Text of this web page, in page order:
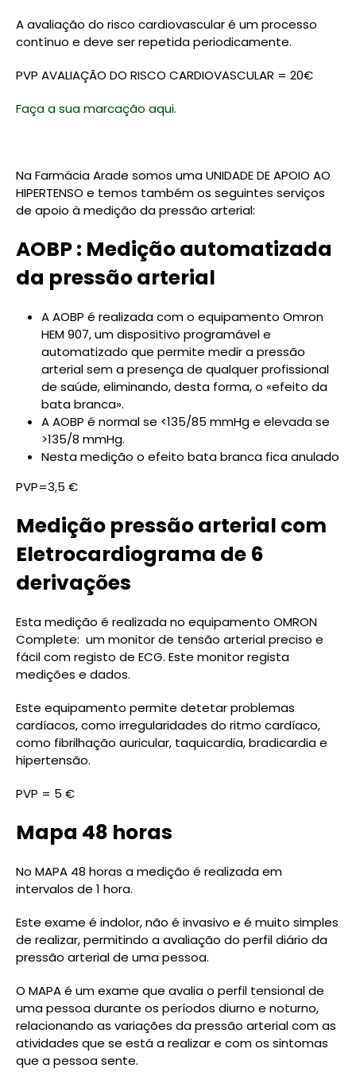
A avaliação do risco cardiovascular é um processo
contínuo e deve ser repetida periodicamente.
PVP AVALIAÇÃO DO RISCO CARDIOVASCULAR = 20€
Faça a sua marcação aqui.
Na Farmácia Arade somos uma UNIDADE DE APOIO AO
HIPERTENSO e temos também os seguintes serviços
de apoio à medição da pressão arterial:
AOBP : Medição automatizada
da pressão arterial
A AOBP é realizada com o equipamento Omron
HEM 907, um dispositivo programável e
automatizado que permite medir a pressão
arterial sem a presença de qualquer profissional
de saúde, eliminando, desta forma, o «efeito da
bata branca».
A AOBP é normal se <135/85 mmHg e elevada se
>135/8 mmHg.
Nesta medição o efeito bata branca fica anulado
PVP=3,5 €
Medição pressão arterial com
Eletrocardiograma de 6
derivações
Esta medição é realizada no equipamento OMRON
Complete: um monitor de tensão arterial preciso e
fácil com registo de ECG. Este monitor regista
medições e dados.
Este equipamento permite detetar problemas
cardíacos, como irregularidades do ritmo cardíaco,
como fibrilhação auricular, taquicardia, bradicardia e
hipertensão.
PVP = 5 €
Mapa 48 horas
No MAPA 48 horas a medição é realizada em
intervalos de 1 hora.
Este exame é indolor, não é invasivo e é muito simples
de realizar, permitindo a avaliação do perfil diário da
pressão arterial de uma pessoa.
O MAPA é um exame que avalia o perfil tensional de
uma pessoa durante os períodos diurno e noturno,
relacionando as variações da pressão arterial com as
atividades que se está a realizar e com os sintomas
que a pessoa sente.